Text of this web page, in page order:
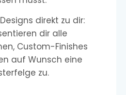
direkt zu dir:
dir alle
Custom-Finishes
auf Wunsch eine
zu.